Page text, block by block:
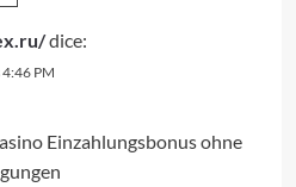
dice:
PM
Einzahlungsbonus ohne